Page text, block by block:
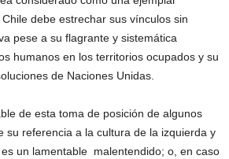
debe estrechar sus vínculos sin
pese a su flagrante y sistemática
humanos en los territorios ocupados y su
de Naciones Unidas.
de esta toma de posición de algunos
su referencia a la cultura de la izquierda y
un lamentable malentendido; o, en caso